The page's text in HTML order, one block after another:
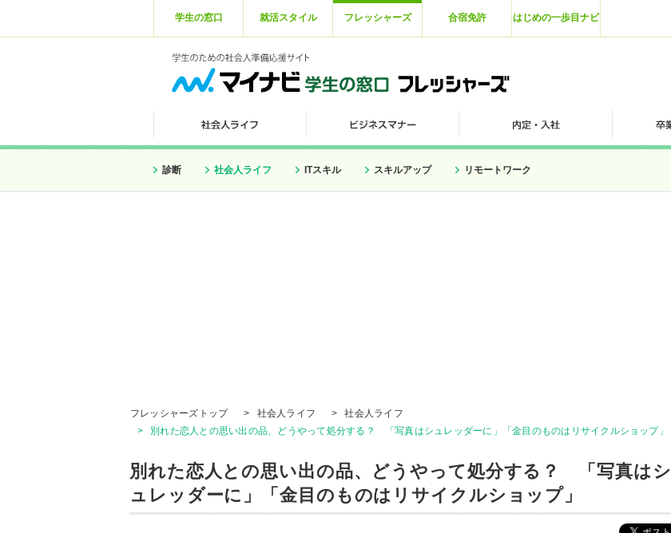
学生の窓口 就活スタイル フレッシャーズ 合宿免許 はじめの一歩目ナビ
診断 社会人ライフ ITスキル スキルアップ リモートワーク
フレッシャーズトップ > 社会人ライフ >
社会人ライフ
>
別れた恋人との思い出の品、どうやって処分する？ 「写真はシュレッダーに」「金目のものはリサイクルショップ」
別れた恋人との思い出の品、どうやって処分する？ 「写真はシ
ュレッダーに」「金目のものはリサイクルショップ」